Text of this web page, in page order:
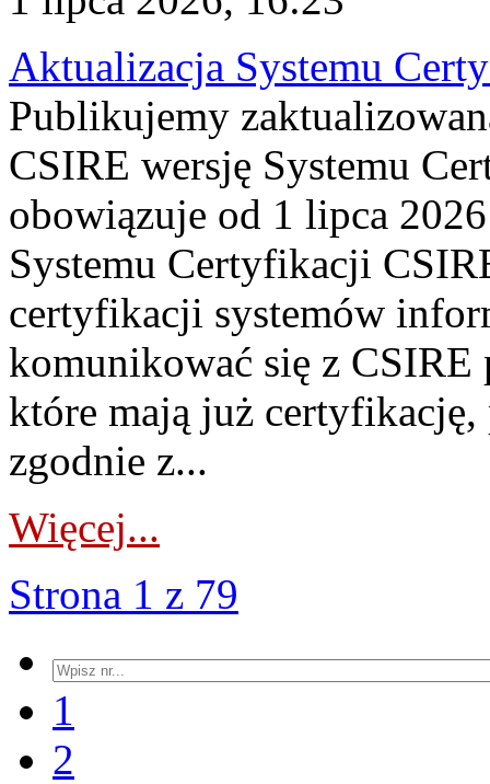
Aktualizacja Systemu
Publikujemy
CSIRE wersję Systemu
obowiązuje od 1 lipca
Systemu Certyfikacji
certyfikacji systemów
komunikować się z
które mają już
zgodnie z...
Więcej...
Strona 1 z 79
1
2